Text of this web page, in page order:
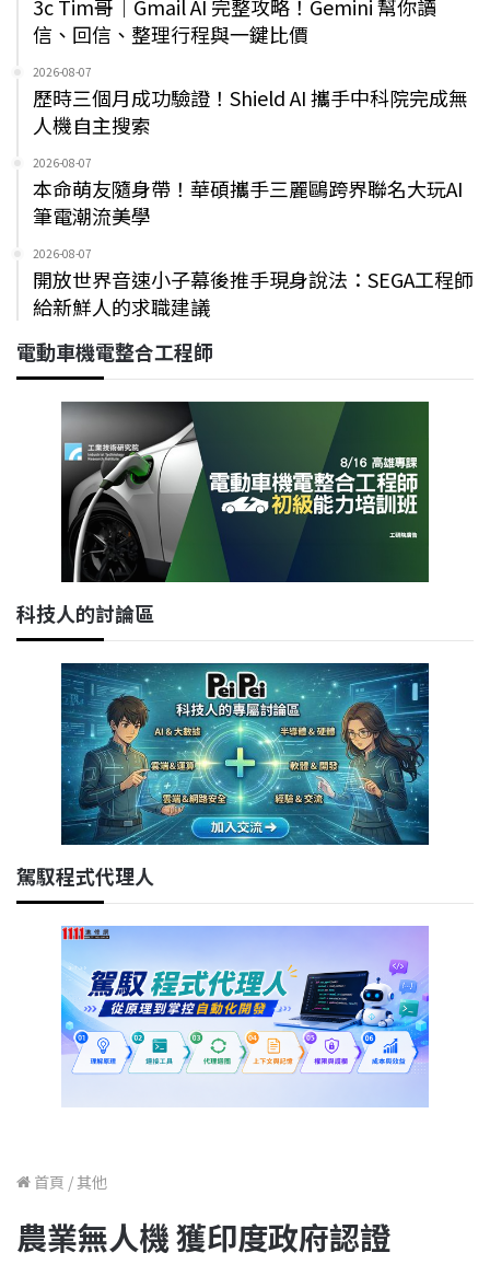
3c Tim哥｜Gmail AI 完整攻略！Gemini 幫你讀
信、回信、整理行程與一鍵比價
2026-08-07
歷時三個月成功驗證！Shield AI 攜手中科院完成無
人機自主搜索
2026-08-07
本命萌友隨身帶！華碩攜手三麗鷗跨界聯名大玩AI
筆電潮流美學
2026-08-07
開放世界音速小子幕後推手現身說法：SEGA工程師
給新鮮人的求職建議
電動車機電整合工程師
科技人的討論區
駕馭程式代理人